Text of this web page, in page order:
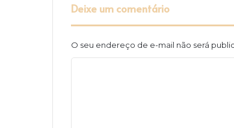
Deixe um comentário
O seu endereço de e-mail não será